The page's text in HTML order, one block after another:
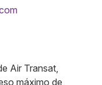
Air Transat,
máximo de